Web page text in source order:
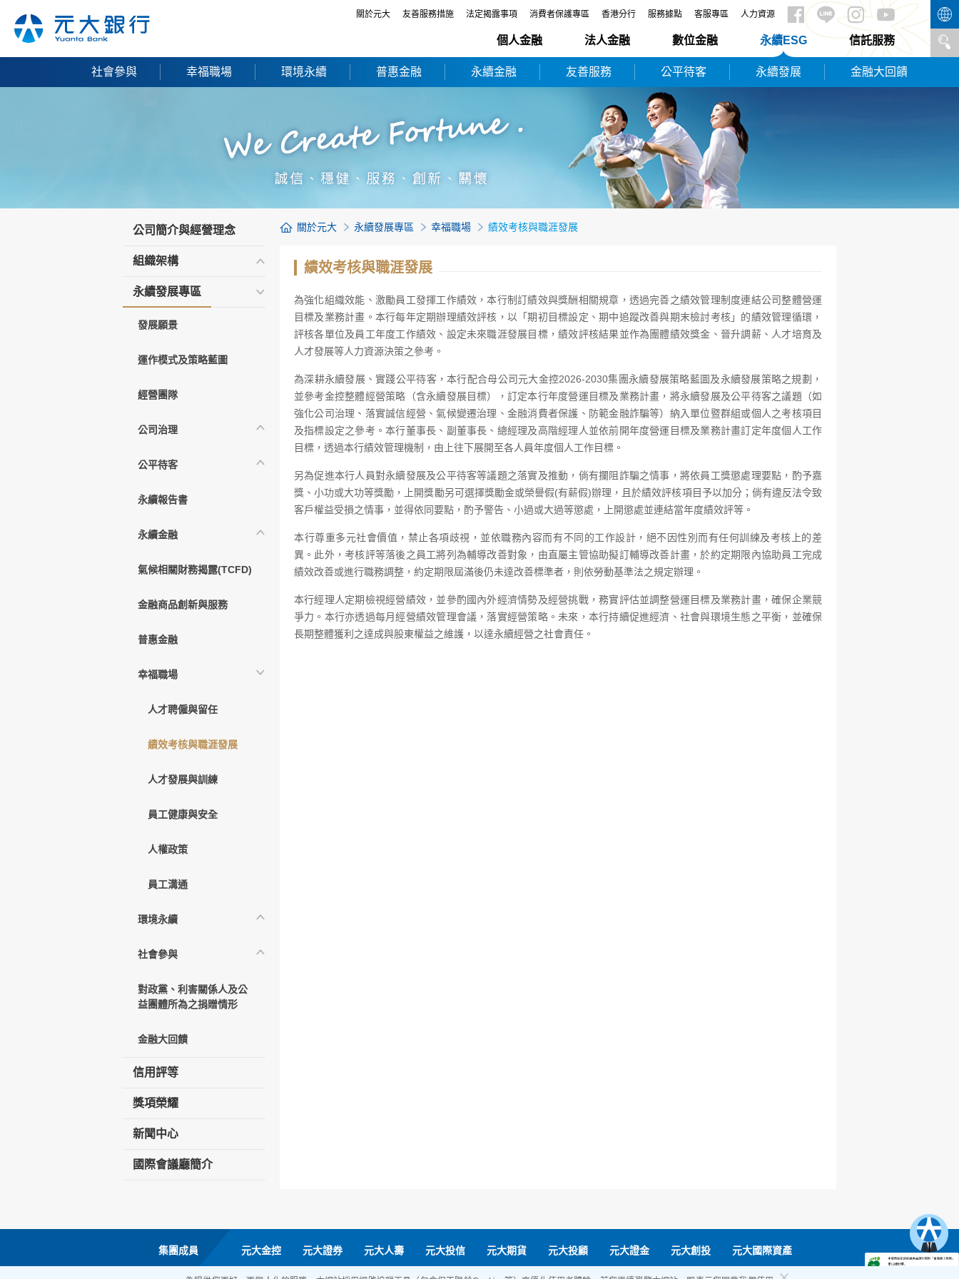
關於元大 友善服務措施 法定揭露事項 消費者保護專區 香港分行 服務據點 客服專區 人力資源
個人金融 法人金融 數位金融 永續ESG 信託服務
社會參與 幸福職場 環境永續 普惠金融 永續金融 友善服務 公平待客 永續發展 金融大回饋
公司簡介與經營理念
組織架構
永續發展專區
發展願景
運作模式及策略藍圖
經營團隊
公司治理
公平待客
永續報告書
永續金融
氣候相關財務揭露(TCFD)
金融商品創新與服務
普惠金融
幸福職場
人才聘僱與留任
績效考核與職涯發展
人才發展與訓練
員工健康與安全
人權政策
員工溝通
環境永續
社會參與
對政黨、利害關係人及公
益團體所為之捐贈情形
金融大回饋
信用評等
獎項榮耀
新聞中心
國際會議廳簡介
關於元大 永續發展專區 幸福職場 績效考核與職涯發展
績效考核與職涯發展
為強化組織效能、激勵員工發揮工作績效，本行制訂績效與獎酬相關規章，透過完善之績效管理制度連結公司整體營運
目標及業務計畫。本行每年定期辦理績效評核，以「期初目標設定、期中追蹤改善與期末檢討考核」的績效管理循環，
評核各單位及員工年度工作績效、設定未來職涯發展目標，績效評核結果並作為團體績效獎金、晉升調薪、人才培育及
人才發展等人力資源決策之參考。
為深耕永續發展、實踐公平待客，本行配合母公司元大金控2026-2030集團永續發展策略藍圖及永續發展策略之規劃，
並參考金控整體經營策略（含永續發展目標），訂定本行年度營運目標及業務計畫，將永續發展及公平待客之議題（如
強化公司治理、落實誠信經營、氣候變遷治理、金融消費者保護、防範金融詐騙等）納入單位暨群組或個人之考核項目
及指標設定之參考。本行董事長、副董事長、總經理及高階經理人並依前開年度營運目標及業務計畫訂定年度個人工作
目標，透過本行績效管理機制，由上往下展開至各人員年度個人工作目標。
另為促進本行人員對永續發展及公平待客等議題之落實及推動，倘有攔阻詐騙之情事，將依員工獎懲處理要點，酌予嘉
獎、小功或大功等獎勵，上開獎勵另可選擇獎勵金或榮譽假(有薪假)辦理，且於績效評核項目予以加分；倘有違反法令致
客戶權益受損之情事，並得依同要點，酌予警告、小過或大過等懲處，上開懲處並連結當年度績效評等。
本行尊重多元社會價值，禁止各項歧視，並依職務內容而有不同的工作設計，絕不因性別而有任何訓練及考核上的差
異。此外，考核評等落後之員工將列為輔導改善對象，由直屬主管協助擬訂輔導改善計畫，於約定期限內協助員工完成
績效改善或進行職務調整，約定期限屆滿後仍未達改善標準者，則依勞動基準法之規定辦理。
本行經理人定期檢視經營績效，並參酌國內外經濟情勢及經營挑戰，務實評估並調整營運目標及業務計畫，確保企業競
爭力。本行亦透過每月經營績效管理會議，落實經營策略。未來，本行持續促進經濟、社會與環境生態之平衡，並確保
長期整體獲利之達成與股東權益之維護，以達永續經營之社會責任。
集團成員 元大金控 元大證券 元大人壽 元大投信 元大期貨 元大投顧 元大證金 元大創投 元大國際資產